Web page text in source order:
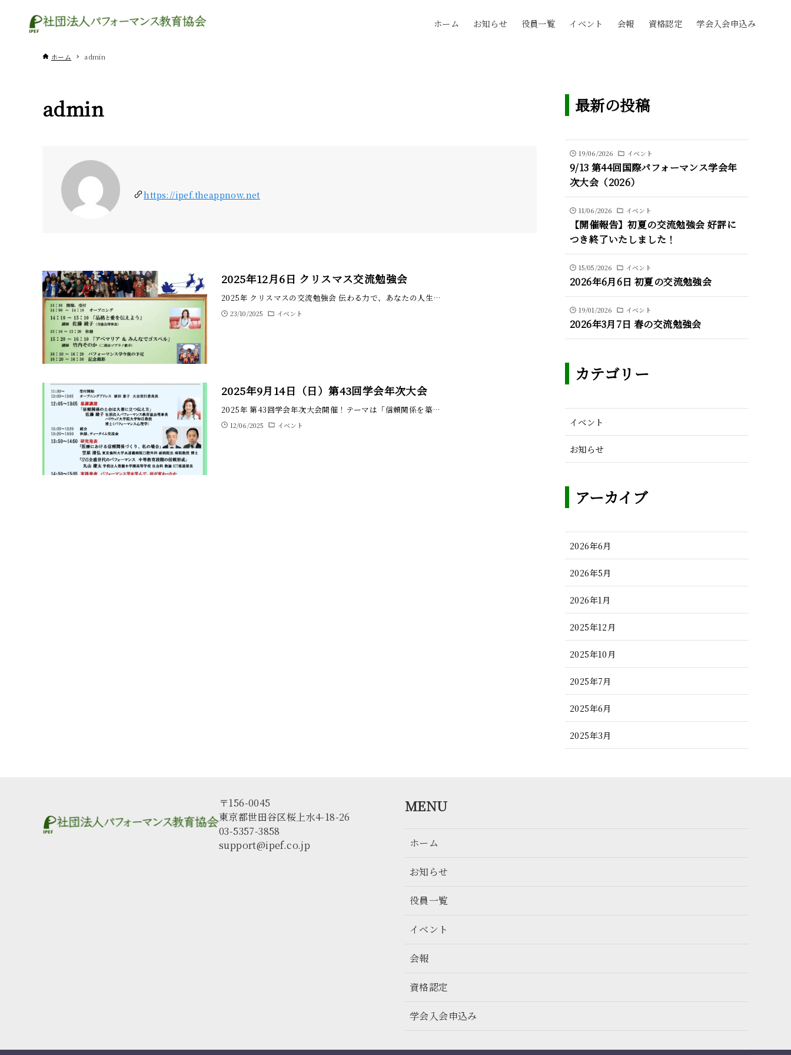
ホーム お知らせ 役員一覧 イベント 会報 資格認定 学会入会申込み
ホーム admin
admin
https://ipef.theappnow.net
2025年12月6日 クリスマス交流勉強会
2025年 クリスマスの交流勉強会 伝わる力で、あなたの人生…
23/10/2025 イベント
2025年9月14日（日）第43回学会年次大会
2025年 第43回学会年次大会開催！テーマは「信頼関係を築…
12/06/2025 イベント
最新の投稿
19/06/2026 イベント
9/13 第44回国際パフォーマンス学会年
次大会（2026）
11/06/2026 イベント
【開催報告】初夏の交流勉強会 好評に
つき終了いたしました！
15/05/2026 イベント
2026年6月6日 初夏の交流勉強会
19/01/2026 イベント
2026年3月7日 春の交流勉強会
カテゴリー
イベント
お知らせ
アーカイブ
2026年6月
2026年5月
2026年1月
2025年12月
2025年10月
2025年7月
2025年6月
2025年3月
〒156-0045
東京都世田谷区桜上水4-18-26
03-5357-3858
support@ipef.co.jp
MENU
ホーム
お知らせ
役員一覧
イベント
会報
資格認定
学会入会申込み